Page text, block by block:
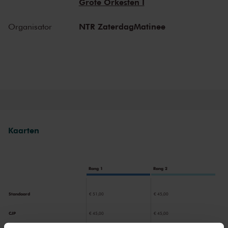
een warme, menselijke gelaagdheid. Een concert waarin machines
waarin technologie steeds dominanter wordt.
Organisator NTR ZaterdagMatinee
Kaarten
Rang 1 Rang 2
Standaard € 51,00 € 45,00
CJP € 45,00 € 45,00